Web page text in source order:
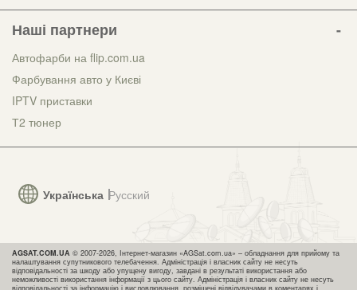
Українська Русский
Наші партнери
Автофарби на flip.com.ua
Фарбування авто у Києві
IPTV приставки
Т2 тюнер
AGSAT.COM.UA © 2007-2026, Інтернет-магазин «AGSat.com.ua» – обладнання для прийому та
налаштування супутникового телебачення. Адміністрація і власник сайту не несуть
відповідальності за шкоду або упущену вигоду, завдані в результаті використання або
неможливості використання інформації з цього сайту. Адміністрація і власник сайту не несуть
відповідальності за інформацію і висловлювання, розміщені відвідувачами в коментарях і